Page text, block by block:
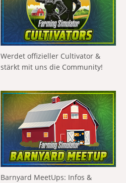
Werdet offizieller Cultivator &
stärkt mit uns die Community!
Barnyard MeetUps: Infos &